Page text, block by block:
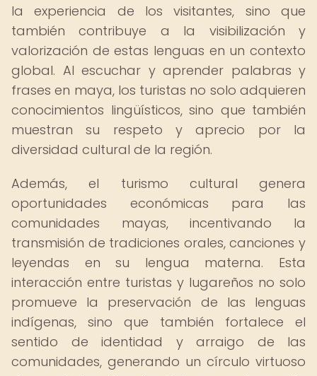
la experiencia de los visitantes, sino que
también contribuye a la visibilización y
valorización de estas lenguas en un contexto
global. Al escuchar y aprender palabras y
frases en maya, los turistas no solo adquieren
conocimientos lingüísticos, sino que también
muestran su respeto y aprecio por la
diversidad cultural de la región.
Además, el turismo cultural genera
oportunidades económicas para las
comunidades mayas, incentivando la
transmisión de tradiciones orales, canciones y
leyendas en su lengua materna. Esta
interacción entre turistas y lugareños no solo
promueve la preservación de las lenguas
indígenas, sino que también fortalece el
sentido de identidad y arraigo de las
comunidades, generando un círculo virtuoso